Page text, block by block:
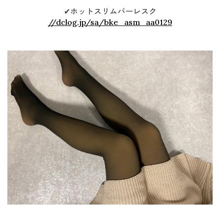
✔︎ホットスリムバーレスク
//dclog.jp/sa/bke_asm_aa0129